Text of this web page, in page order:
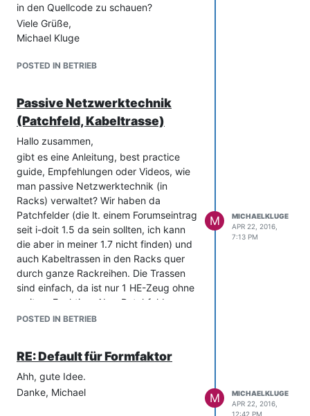
in den Quellcode zu schauen?
Viele Grüße,
Michael Kluge
POSTED IN BETRIEB
Passive Netzwerktechnik
(Patchfeld, Kabeltrasse)
Hallo zusammen,
gibt es eine Anleitung, best practice
guide, Empfehlungen oder Videos, wie
man passive Netzwerktechnik (in
Racks) verwaltet? Wir haben da
Patchfelder (die lt. einem Forumseintrag
seit i-doit 1.5 da sein sollten, ich kann
die aber in meiner 1.7 nicht finden) und
auch Kabeltrassen in den Racks quer
durch ganze Rackreihen. Die Trassen
sind einfach, da ist nur 1 HE-Zeug ohne
weitere Funktion. Aber Patchfelder
haben ja Ports und Verbindungen.
braucht, oder gibt es da bessere Ideen?
Viele Grüße, Michael
POSTED IN BETRIEB
M
MICHAELKLUGE
APR 22, 2016,
7:13 PM
RE: Default für Formfaktor
Ahh, gute Idee.
Danke, Michael
M
MICHAELKLUGE
APR 22, 2016,
12:42 PM